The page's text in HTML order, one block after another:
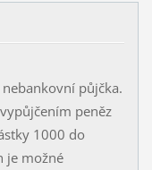
půjčka.
peněz
1000 do
je možné